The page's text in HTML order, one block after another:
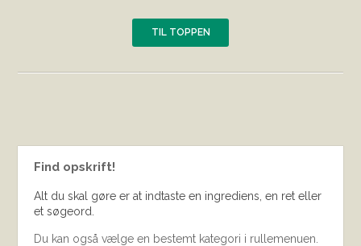
TIL TOPPEN
Find opskrift!
Alt du skal gøre er at indtaste en ingrediens, en ret eller
et søgeord.
Du kan også vælge en bestemt kategori i rullemenuen.